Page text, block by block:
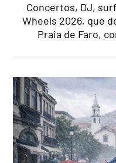
Concertos, DJ,
Wheels 2026, que
Praia de Faro,